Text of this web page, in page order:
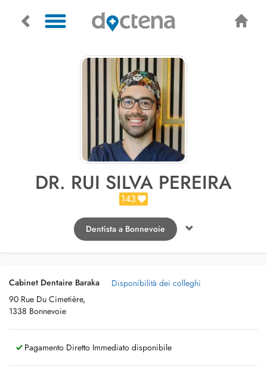
DR. RUI SILVA PEREIRA
143
Dentista a Bonnevoie
Cabinet Dentaire Baraka
90 Rue Du Cimetière,
1338 Bonnevoie
Disponibilità dei colleghi
Pagamento Diretto Immediato disponibile